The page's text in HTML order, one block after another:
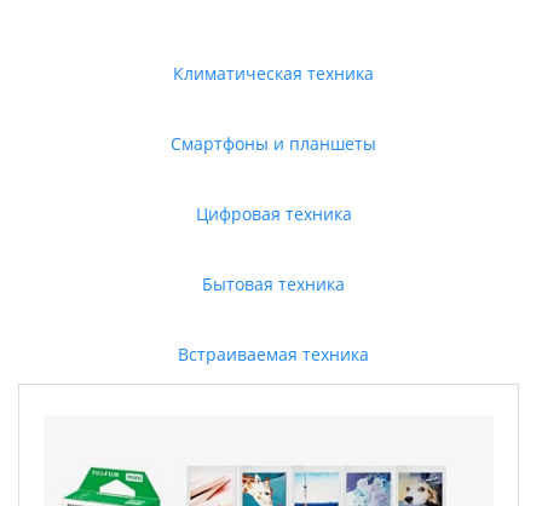
Климатическая техника
Смартфоны и планшеты
Цифровая техника
Бытовая техника
Встраиваемая техника